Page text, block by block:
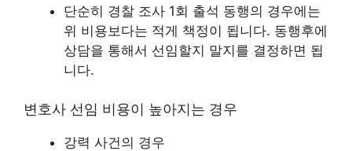
단순히 경찰 조사 1회 출석 동행의 경우에는
위 비용보다는 적게 책정이 됩니다. 동행후에
상담을 통해서 선임할지 말지를 결정하면 됩
니다.
변호사 선임 비용이 높아지는 경우
강력 사건의 경우